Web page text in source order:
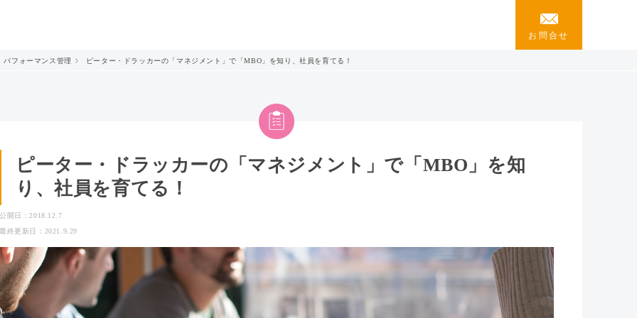
お問合せ
パフォーマンス管理 ピーター・ドラッカーの「マネジメント」で「MBO」を知り、社員を育てる！
ピーター・ドラッカーの「マネジメント」で「MBO」を知
り、社員を育てる！
公開日：2018.12.7
最終更新日：2021.9.29